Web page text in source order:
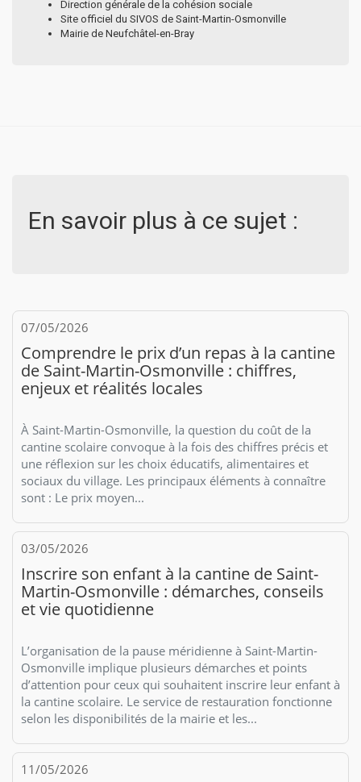
Direction générale de la cohésion sociale
Site officiel du SIVOS de Saint-Martin-Osmonville
Mairie de Neufchâtel-en-Bray
En savoir plus à ce sujet :
07/05/2026
Comprendre le prix d’un repas à la cantine
de Saint-Martin-Osmonville : chiffres,
enjeux et réalités locales
À Saint-Martin-Osmonville, la question du coût de la
cantine scolaire convoque à la fois des chiffres précis et
une réflexion sur les choix éducatifs, alimentaires et
sociaux du village. Les principaux éléments à connaître
sont : Le prix moyen...
03/05/2026
Inscrire son enfant à la cantine de Saint-
Martin-Osmonville : démarches, conseils
et vie quotidienne
L’organisation de la pause méridienne à Saint-Martin-
Osmonville implique plusieurs démarches et points
d’attention pour ceux qui souhaitent inscrire leur enfant à
la cantine scolaire. Le service de restauration fonctionne
selon les disponibilités de la mairie et les...
11/05/2026